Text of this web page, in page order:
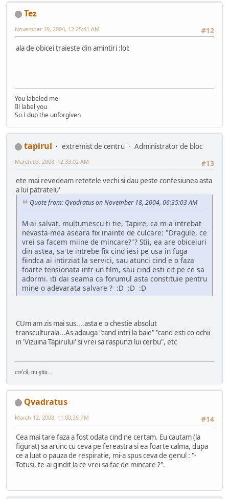
Tez
#12
November 19, 2004, 12:25:41 AM
ala de obicei traieste din amintiri :lol:
You labeled me
Ill label you
So I dub the unforgiven
tapirul extremist de centru
Administrator de bloc
#13
March 03, 2008, 12:33:02 AM
ete mai revedeam retetele vechi si dau peste confesiunea asta
a lui patratelu'
Quote from: Qvadratus on November 18, 2004, 06:35:03 AM
M-ai salvat, multumescu-ti tie, Tapire, ca m-a intrebat
nevasta-mea aseara fix inainte de culcare: "Dragule, ce
vrei sa facem miine de mincare?"? Stii, ea are obiceiuri
din astea, sa te intrebe fix cind iesi pe usa in fuga
fiindca ai intirziat la servici, sau atunci cind e o faza
foarte tensionata intr-un film, sau cind esti cit pe ce sa
adormi. iti dai seama ca forumul asta constituie pentru
mine o adevarata salvare ? :D :D :D
CUm am zis mai sus....asta e o chestie absolut
transculturala...As adauga "cand intri la baie" "cand esti co ochii
in 'Vizuina Tapirului' si vrei sa raspunzi lui cerbu", etc
cre'că, nu ştiu...
Qvadratus
#14
March 12, 2008, 11:00:35 PM
Cea mai tare faza a fost odata cind ne certam. Eu cautam (la
figurat) sa arunc cu ceva pe fereastra si ea foarte calma, dupa
ce a luat o pauza de respiratie, mi-a spus ceva de genul : "-
Totusi, te-ai gindit la ce vrei sa fac de mincare ?".